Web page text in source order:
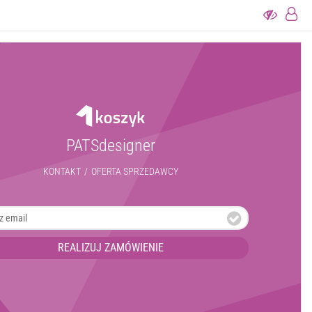
PATSdesigner
KONTAKT / OFERTA SPRZEDAWCY
REALIZUJ ZAMÓWIENIE